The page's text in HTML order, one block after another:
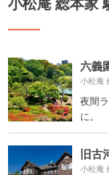
六義
小松庵
夜間
に。
旧古
小松庵